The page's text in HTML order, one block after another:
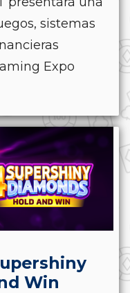
sistemas
Expo
Win